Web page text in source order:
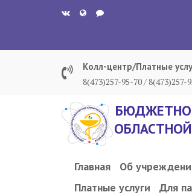
Колл-центр/Платные
8(473)257-95-70 / 8(473)257-
Главная Об
Платные услуги
Для